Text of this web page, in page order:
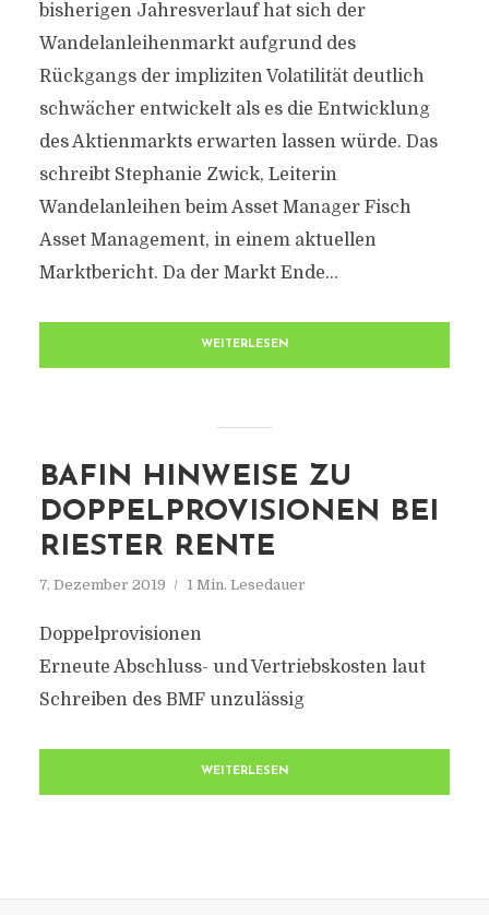
bisherigen Jahresverlauf hat sich der
Wandelanleihenmarkt aufgrund des
Rückgangs der impliziten Volatilität deutlich
schwächer entwickelt als es die Entwicklung
des Aktienmarkts erwarten lassen würde. Das
schreibt Stephanie Zwick, Leiterin
Wandelanleihen beim Asset Manager Fisch
Asset Management, in einem aktuellen
Marktbericht. Da der Markt Ende...
WEITERLESEN
BAFIN HINWEISE ZU
DOPPELPROVISIONEN BEI
RIESTER RENTE
7. Dezember 2019 1 Min. Lesedauer
Doppelprovisionen
Erneute Abschluss- und Vertriebskosten laut
Schreiben des BMF unzulässig
WEITERLESEN